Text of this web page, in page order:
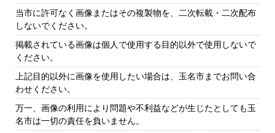
当市に許可なく画像またはその複製物を、二次転載・二次配布
しないでください。
掲載されている画像は個人で使用する目的以外で使用しないで
ください。
上記目的以外に画像を使用したい場合は、玉名市までお問い合
わせください。
万一、画像の利用により問題や不利益などが生じたとしても玉
名市は一切の責任を負いません。